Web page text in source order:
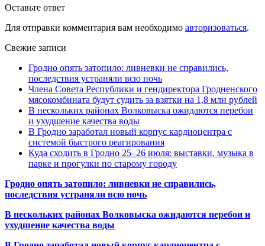
Оставьте ответ
Для отправки комментария вам необходимо авторизоваться.
Свежие записи
Гродно опять затопило: ливневки не справились,
последствия устраняли всю ночь
Члена Совета Республики и гендиректора Гродненского
мясокомбината будут судить за взятки на 1,8 млн рублей
В нескольких районах Волковыска ожидаются перебои
и ухудшение качества воды
В Гродно заработал новый корпус кардиоцентра с
системой быстрого реагирования
Куда сходить в Гродно 25–26 июля: выставки, музыка в
парке и прогулки по старому городу
Гродно опять затопило: ливневки не справились,
последствия устраняли всю ночь
В нескольких районах Волковыска ожидаются перебои и
ухудшение качества воды